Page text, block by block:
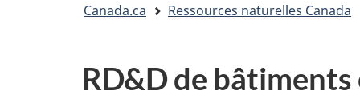
Canada.ca Ressources naturelles Canada
RD&D de